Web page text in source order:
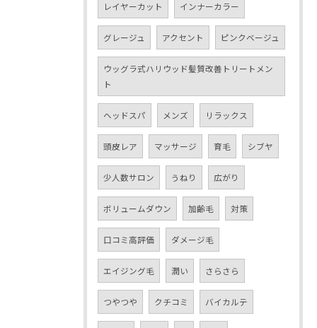
レイヤーカット インナーカラー
グレージュ アクセント ピンクベージュ
ウッグラ式ハリウッド髪質改善トリートメン
ト
ヘッドスパ メンズ リラックス
頭皮レア マッサージ 育毛 シブヤ
少人数サロン うねり 広がり
ボリュームダウン 加齢毛 対策
口コミ高評価 ダメージ毛
エイジング毛 潤い さらさら
つやつや クチコミ バイカルテ